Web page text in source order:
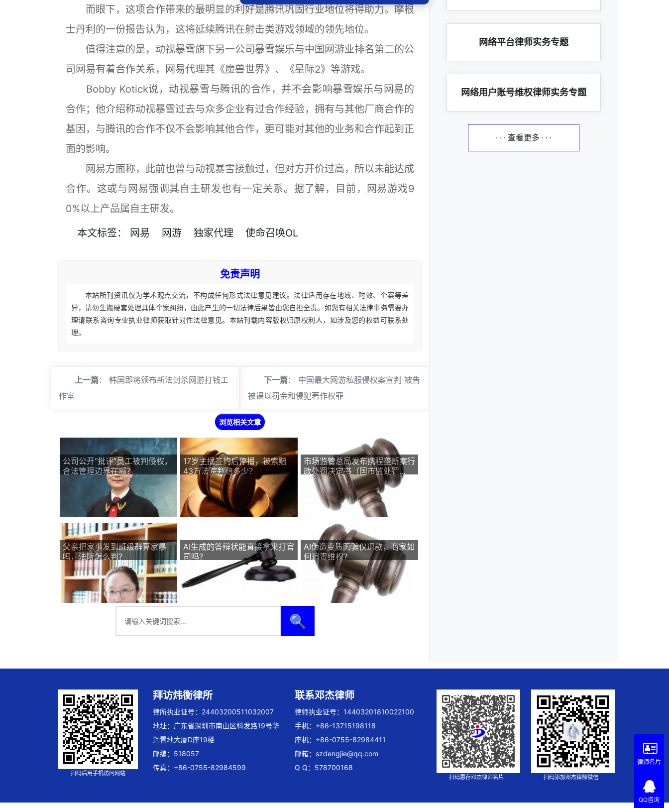
而眼下，这项合作带来的最明显的利好是腾讯巩固行业地位将得助力。摩根
士丹利的一份报告认为，这将延续腾讯在射击类游戏领域的领先地位。
值得注意的是，动视暴雪旗下另一公司暴雪娱乐与中国网游业排名第二的公
司网易有着合作关系，网易代理其《魔兽世界》、《星际2》等游戏。
Bobby Kotick说，动视暴雪与腾讯的合作，并不会影响暴雪娱乐与网易的
合作；他介绍称动视暴雪过去与众多企业有过合作经验，拥有与其他厂商合作的
基因，与腾讯的合作不仅不会影响其他合作，更可能对其他的业务和合作起到正
面的影响。
网易方面称，此前也曾与动视暴雪接触过，但对方开价过高，所以未能达成
合作。这或与网易强调其自主研发也有一定关系。据了解，目前，网易游戏9
0%以上产品属自主研发。
本文标签： 网易 网游 独家代理 使命召唤OL
免责声明
本站所刊资讯仅为学术观点交流，不构成任何形式法律意见建议。法律适用存在地域、时效、个案等差
异，请勿生搬硬套处理具体个案纠纷，由此产生的一切法律后果皆由您自担全责。如您有相关法律事务需要办
理请联系咨询专业执业律师获取针对性法律意见。本站刊载内容版权归原权利人，如涉及您的权益可联系处
理。
上一篇： 韩国即将颁布新法封杀网游打钱工
作室
下一篇： 中国最大网游私服侵权案宣判 被告
被课以罚金和侵犯著作权罪
浏览相关文章
公司公开“批评”员工被判侵权，
合法管理边界在哪？
17岁主播签约后停播，被索赔
43万法院判赔多少？
市场监管总局发布携程垄断案行
政处罚决定书（国市监处罚
〔2026〕29号）
父亲把家事发到班级群算家暴
吗，法院怎么判？
AI生成的答辩状能直接拿来打官
司吗？
AI伪造变质图骗仅退款，商家如
何追责维权？
🔍
网络平台律师实务专题
网络用户账号维权律师实务专题
· · · 查看更多 · · ·
扫码后用手机访问网站
拜访炜衡律所
律所执业证号：24403200511032007
地址：广东省深圳市南山区科发路19号华
润置地大厦D座19楼
邮编：518057
传真：+86-0755-82984599
联系邓杰律师
律师执业证号：14403201810022100
手机：+86-13715198118
座机：+86-0755-82984411
邮箱： szdengjie@qq.com
Q Q：578700168
扫码惠存邓杰律师名片 扫码添加邓杰律师微信
律师名片
QQ咨询